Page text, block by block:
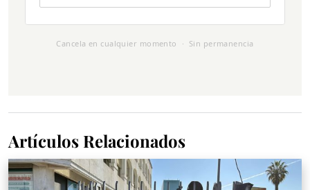
Cancela en cualquier momento · Sin permanencia
Artículos Relacionados